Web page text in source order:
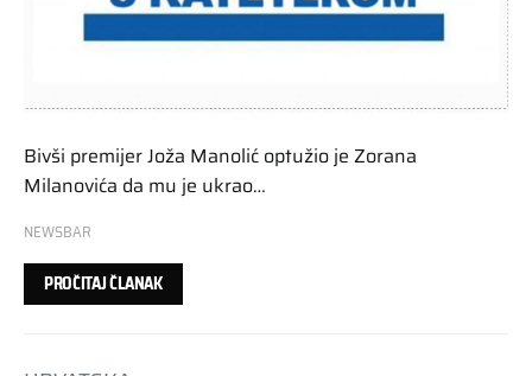
Bivši premijer Joža Manolić optužio je Zorana
Milanovića da mu je ukrao…
NEWSBAR
PROČITAJ ČLANAK